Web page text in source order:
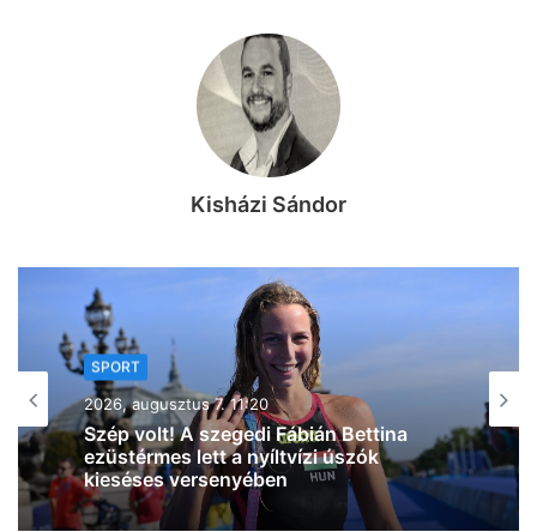
Kisházi Sándor
SPORT
2026, augusztus 6. 16:01
A szegedi Takács Benedek ezüstérmes
lett a Squash Egyetemi
Világbajnokságon (fotó)